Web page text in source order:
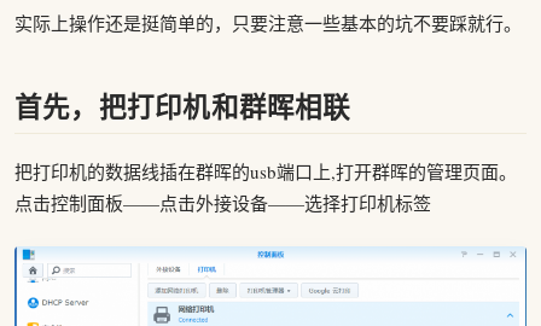
实际上操作还是挺简单的，只要注意一些基本的坑不要踩就行。
首先，把打印机和群晖相联
把打印机的数据线插在群晖的usb端口上,打开群晖的管理页面。
点击控制面板——点击外接设备——选择打印机标签